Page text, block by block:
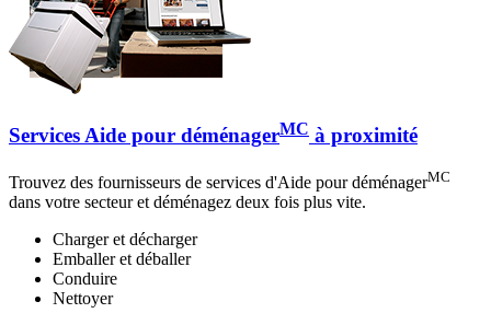
Services Aide pour déménagerMC à proximité
Trouvez des fournisseurs de services d'Aide pour déménagerMC
dans votre secteur et déménagez deux fois plus vite.
Charger et décharger
Emballer et déballer
Conduire
Nettoyer